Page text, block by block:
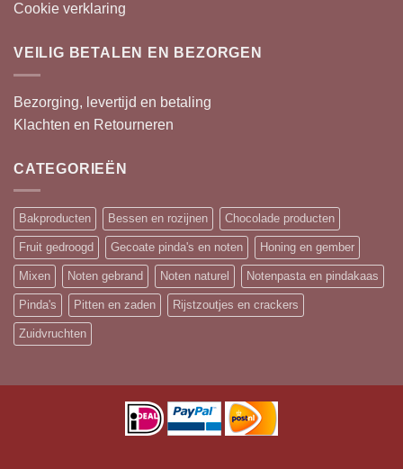
Cookie verklaring
VEILIG BETALEN EN BEZORGEN
Bezorging, levertijd en betaling
Klachten en Retourneren
CATEGORIEËN
Bakproducten Bessen en rozijnen Chocolade producten
Fruit gedroogd Gecoate pinda's en noten Honing en gember
Mixen Noten gebrand Noten naturel Notenpasta en pindakaas
Pinda's Pitten en zaden Rijstzoutjes en crackers
Zuidvruchten